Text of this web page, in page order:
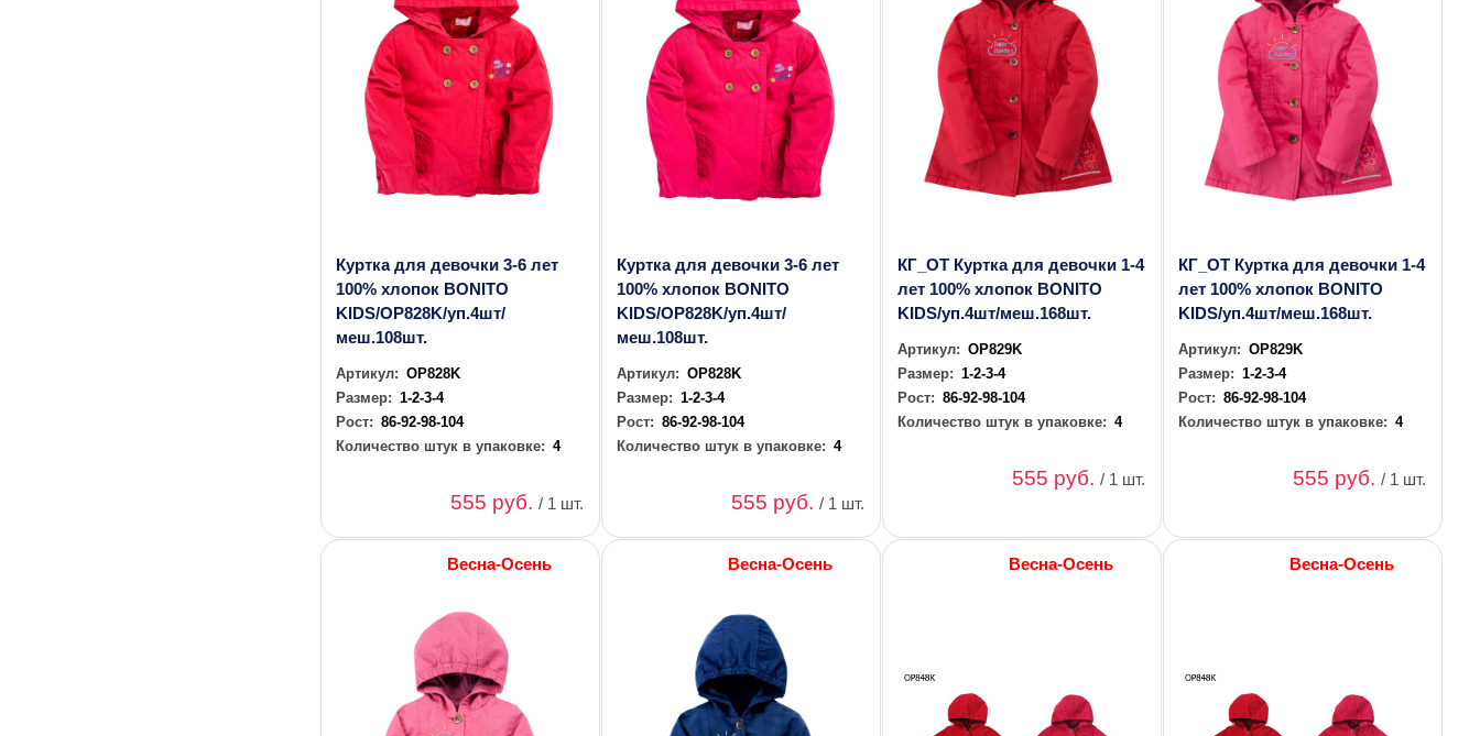
Куртка для девочки 3-6 лет
100% хлопок BONITO
KIDS/OP828K/уп.4шт/
меш.108шт.
Артикул: OP828K
Размер: 1-2-3-4
Рост: 86-92-98-104
Количество штук в упаковке: 4
555 руб./ 1 шт.
Куртка для девочки 3-6 лет
100% хлопок BONITO
KIDS/OP828K/уп.4шт/
меш.108шт.
Артикул: OP828K
Размер: 1-2-3-4
Рост: 86-92-98-104
Количество штук в упаковке: 4
555 руб./ 1 шт.
КГ_ОТ Куртка для девочки 1-4
лет 100% хлопок BONITO
KIDS/уп.4шт/меш.168шт.
Артикул: OP829K
Размер: 1-2-3-4
Рост: 86-92-98-104
Количество штук в упаковке: 4
555 руб./ 1 шт.
КГ_ОТ Куртка для девочки 1-4
лет 100% хлопок BONITO
KIDS/уп.4шт/меш.168шт.
Артикул: OP829K
Размер: 1-2-3-4
Рост: 86-92-98-104
Количество штук в упаковке: 4
555 руб./ 1 шт.
Весна-Осень Весна-Осень Весна-Осень Весна-Осень